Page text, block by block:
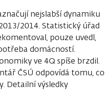
nejslabší dynamiku
2014. Statistický úřad
pouze uvedl,
domácností.
ve 4Q spíše brzdil.
ČSÚ odpovídá tomu, co
Detailní výsledky